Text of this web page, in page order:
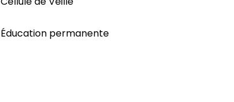
Éducation permanente